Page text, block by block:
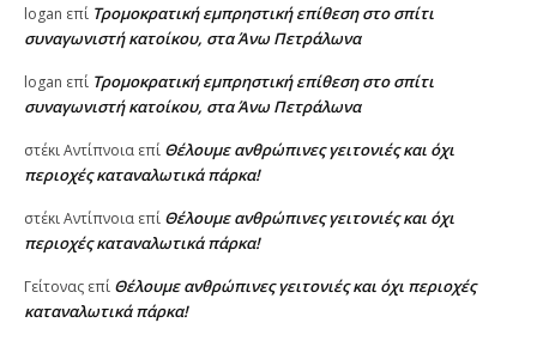
logan επί Τρομοκρατική εμπρηστική επίθεση στο σπίτι
συναγωνιστή κατοίκου, στα Άνω Πετράλωνα
logan επί Τρομοκρατική εμπρηστική επίθεση στο σπίτι
συναγωνιστή κατοίκου, στα Άνω Πετράλωνα
στέκι Αντίπνοια επί Θέλουμε ανθρώπινες γειτονιές και όχι
περιοχές καταναλωτικά πάρκα!
στέκι Αντίπνοια επί Θέλουμε ανθρώπινες γειτονιές και όχι
περιοχές καταναλωτικά πάρκα!
Γείτονας επί Θέλουμε ανθρώπινες γειτονιές και όχι περιοχές
καταναλωτικά πάρκα!